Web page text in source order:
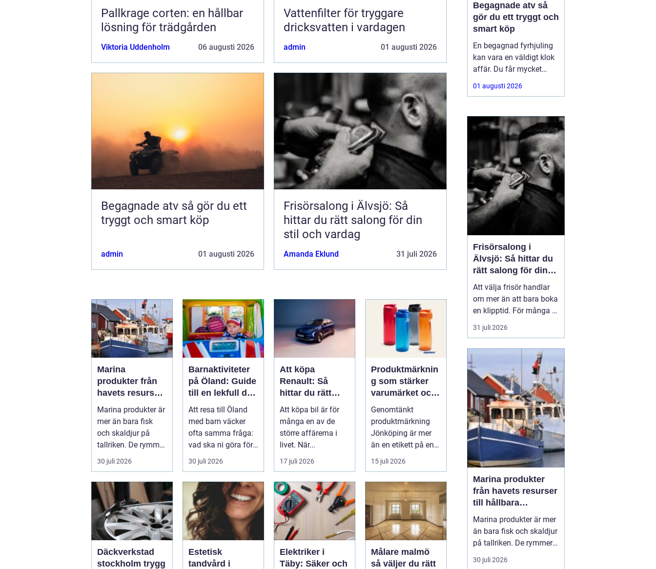
Pallkrage corten: en hållbar
lösning för trädgården
Viktoria Uddenholm 06 augusti 2026
Vattenfilter för tryggare
dricksvatten i vardagen
admin 01 augusti 2026
Begagnade atv så gör du ett
tryggt och smart köp
admin 01 augusti 2026
Frisörsalong i Älvsjö: Så
hittar du rätt salong för din
stil och vardag
Amanda Eklund 31 juli 2026
Marina
produkter från
havets resurser
till hållbara
upplevelser
Marina produkter är
mer än bara fisk
och skaldjur på
tallriken. De rymmer
allt från mat och
hälsa ti...
30 juli 2026
Barnaktiviteter
på Öland: Guide
till en lekfull dag
för hela familjen
Att resa till Öland
med barn väcker
ofta samma fråga:
vad ska ni göra för
30 juli 2026
Att köpa
Renault: Så
hittar du rätt
modell för din
vardag
Att köpa bil är för
många en av de
större affärerna i
livet. När...
17 juli 2026
Produktmärknin
g som stärker
varumärket och
förenklar
vardagen
Genomtänkt
produktmärkning
Jönköping är mer
än en etikett på en
15 juli 2026
Däckverkstad
stockholm trygg
Estetisk
tandvård i
Elektriker i
Täby: Säker och
Målare malmö
så väljer du rätt
Begagnade atv så
gör du ett tryggt och
smart köp
En begagnad fyrhjuling
kan vara en väldigt klok
affär. Du får mycket
funktion för pengarna
och slipper den största
ofta kommer direkt när
en maskin är ny.
Samtidigt kräver ett
andrahandsköp mer
eftertanke. Den som vill
köpa
01 augusti 2026
Frisörsalong i
Älvsjö: Så hittar du
rätt salong för din
stil och vardag
Att välja frisör handlar
om mer än att bara boka
en klipptid. För många är
frisörbesöket en paus i
vardagen, en chans att
känna sig mer som sig
själv. I Älvsjö fi...
31 juli 2026
Marina produkter
från havets resurser
till hållbara
upplevelser
Marina produkter är mer
än bara fisk och skaldjur
på tallriken. De rymmer
allt från mat och hälsa
till friluftsliv, kultur och
30 juli 2026